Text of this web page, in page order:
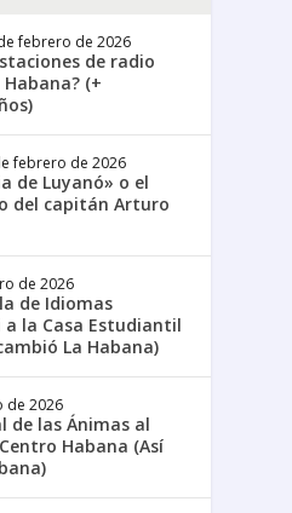
febrero de 2026
de radio
(+
febrero de 2026
de Luyanó» o el
del capitán Arturo
de 2026
de Idiomas
a la Casa Estudiantil
La Habana)
de 2026
de las Ánimas al
Habana (Así